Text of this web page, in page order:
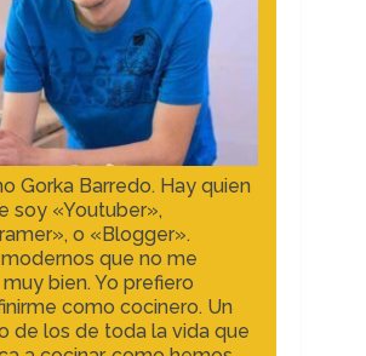
Gorka Barredo. Hay quien
soy «Youtuber»,
o «Blogger».
que no me
bien. Yo prefiero
como cocinero. Un
de los de toda la vida que